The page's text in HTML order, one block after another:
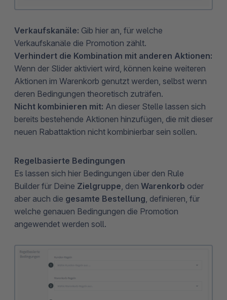
Verkaufskanäle: Gib hier an, für welche
Verkaufskanäle die Promotion zählt.
Verhindert die Kombination mit anderen Aktionen:
Wenn der Slider aktiviert wird, können keine weiteren
Aktionen im Warenkorb genutzt werden, selbst wenn
deren Bedingungen theoretisch zuträfen.
Nicht kombinieren mit: An dieser Stelle lassen sich
bereits bestehende Aktionen hinzufügen, die mit dieser
neuen Rabattaktion nicht kombinierbar sein sollen.
Regelbasierte Bedingungen
Es lassen sich hier Bedingungen über den Rule
Builder für Deine Zielgruppe, den Warenkorb oder
aber auch die gesamte Bestellung, definieren, für
welche genauen Bedingungen die Promotion
angewendet werden soll.